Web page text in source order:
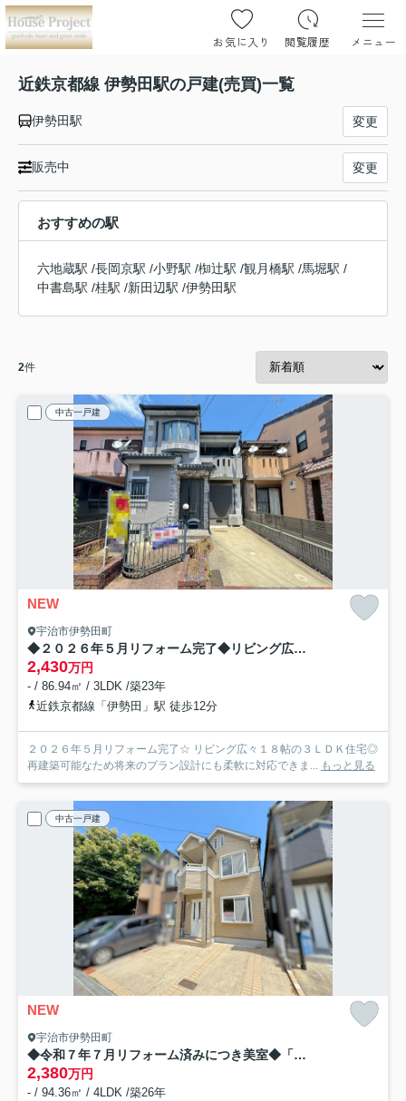
お気に入り 閲覧履歴 メニュー
近鉄京都線 伊勢田駅の戸建(売買)一覧
伊勢田駅 変更
販売中 変更
おすすめの駅
六地蔵駅 /長岡京駅 /小野駅 /椥辻駅 /観月橋駅 /馬堀駅 /
中書島駅 /桂駅 /新田辺駅 /伊勢田駅
2件
中古一戸建
NEW
宇治市伊勢田町
◆２０２６年５月リフォーム完了◆リビング広々１８帖◆収納豊富◆宇治市伊勢田町中荒
2,430万円
- / 86.94㎡ / 3LDK /築23年
近鉄京都線「伊勢田」駅 徒歩12分
２０２６年５月リフォーム完了☆ リビング広々１８帖の３ＬＤＫ住宅◎
再建築可能なため将来のプラン設計にも柔軟に対応できま...
もっと見る
中古一戸建
NEW
宇治市伊勢田町
◆令和７年７月リフォーム済みにつき美室◆「伊勢田」駅まで徒歩６分◆収納豊富◆宇治市伊勢田町若林
2,380万円
- / 94.36㎡ / 4LDK /築26年